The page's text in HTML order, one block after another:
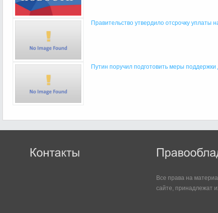
Правительство утвердило отсрочку уплаты
Путин поручил подготовить меры
Все права на
сайте, принадлежат